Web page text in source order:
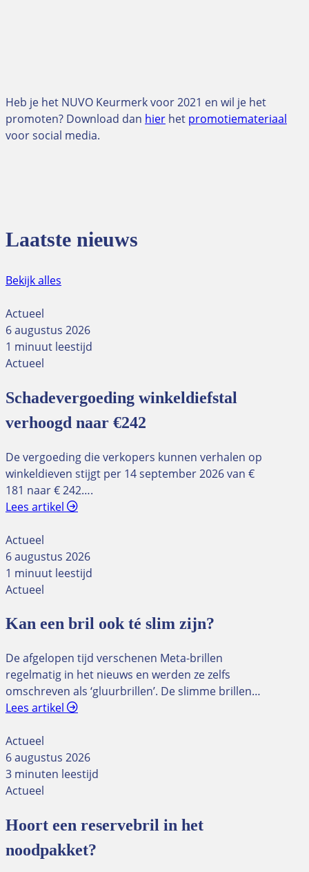
Heb je het NUVO Keurmerk voor 2021 en wil je het
promoten? Download dan hier het promotiemateriaal
voor social media.
Laatste nieuws
Bekijk alles
Actueel
6 augustus 2026
1 minuut leestijd
Actueel
Schadevergoeding winkeldiefstal
verhoogd naar €242
De vergoeding die verkopers kunnen verhalen op
winkeldieven stijgt per 14 september 2026 van €
181 naar € 242….
Lees artikel
Actueel
6 augustus 2026
1 minuut leestijd
Actueel
Kan een bril ook té slim zijn?
De afgelopen tijd verschenen Meta-brillen
regelmatig in het nieuws en werden ze zelfs
omschreven als ‘gluurbrillen’. De slimme brillen…
Lees artikel
Actueel
6 augustus 2026
3 minuten leestijd
Actueel
Hoort een reservebril in het
noodpakket?